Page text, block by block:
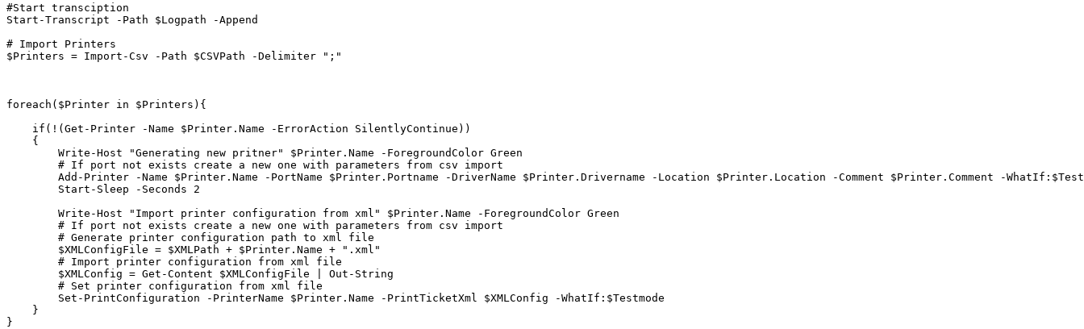
#Start transciption
Start-Transcript -Path $Logpath -Append
# Import Printers
$Printers = Import-Csv -Path $CSVPath -Delimiter ";"
foreach($Printer in $Printers){
    if(!(Get-Printer -Name $Printer.Name -ErrorAction SilentlyContinue))
    {
        Write-Host "Generating new pritner" $Printer.Name -ForegroundColor Green
        # If port not exists create a new one with parameters from csv import
Add-Printer -Name $Printer.Name -PortName $Printer.Portname -DriverName $Printer.Drivername -Location $Printer.Location -Comment $Printer.Comment -
        Start-Sleep -Seconds 2
        Write-Host "Import printer configuration from xml" $Printer.Name -ForegroundColor Green
        # If port not exists create a new one with parameters from csv import
        # Generate printer configuration path to xml file
        $XMLConfigFile = $XMLPath + $Printer.Name + ".xml"
        # Import printer configuration from xml file
        $XMLConfig = Get-Content $XMLConfigFile | Out-String
        # Set printer configuration from xml file
        Set-PrintConfiguration -PrinterName $Printer.Name -PrintTicketXml $XMLConfig -WhatIf:$Testmode
    }
}